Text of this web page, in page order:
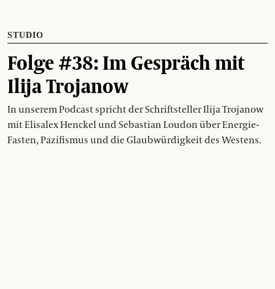
STUDIO
Folge #38: Im Gespräch mit
Ilija Trojanow
In unserem Podcast spricht der Schriftsteller Ilija Trojanow
mit Elisalex Henckel und Sebastian Loudon über Energie-
Fasten, Pazifismus und die Glaubwürdigkeit des Westens.